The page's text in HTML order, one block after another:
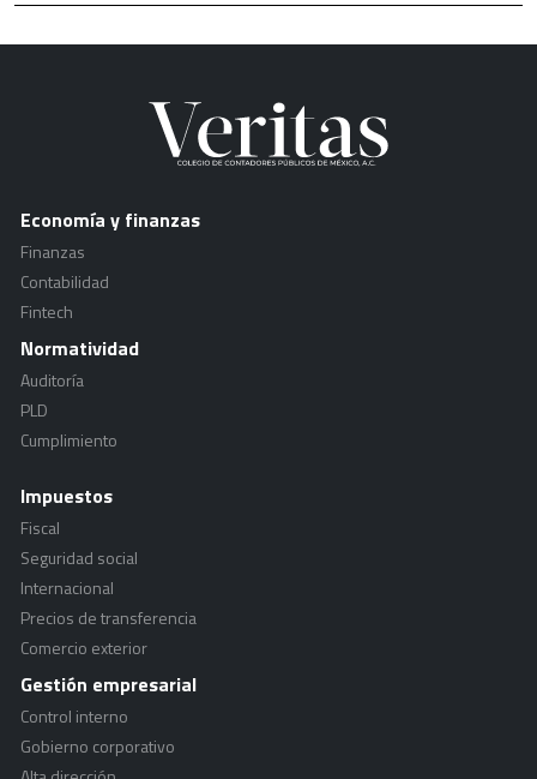
Economía y finanzas
Finanzas
Contabilidad
Fintech
Normatividad
Auditoría
PLD
Cumplimiento
Impuestos
Fiscal
Seguridad social
Internacional
Precios de transferencia
Comercio exterior
Gestión empresarial
Control interno
Gobierno corporativo